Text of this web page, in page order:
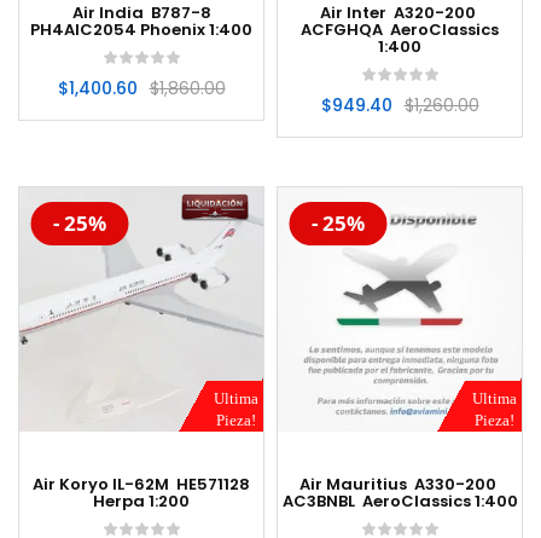
Air India B787-8
PH4AIC2054 Phoenix 1:400
$1,860.00
$1,400.60
Air Inter A320-200
ACFGHQA AeroClassics
1:400
$1,260.00
$949.40
-20%
Ultima
Pieza!
- 25%
Air Koryo IL-62M HE571128
Herpa 1:200
-20%
Ultima
Pieza!
- 25%
Air Mauritius A330-200
AC3BNBL AeroClassics 1:400